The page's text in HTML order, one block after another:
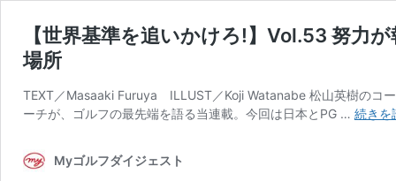
【世界基準を追いかけろ!】Vol.53 努力
場所
TEXT／Masaaki Furuya ILLUST／Koji Watanabe 松山英樹のコ
ーチが、ゴルフの最先端を語る当連載。今回は日本とPG … 続きを
Myゴルフダイジェスト